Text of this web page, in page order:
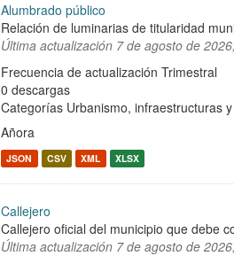
Alumbrado público
Relación de luminarias de titularidad
Última actualización 7 de agosto de
Frecuencia de actualización Trimestral
0 descargas
Categorías Urbanismo, infraestructuras
Añora
JSON CSV XML XLSX
Callejero
Callejero oficial del municipio que debe
Última actualización 7 de agosto de